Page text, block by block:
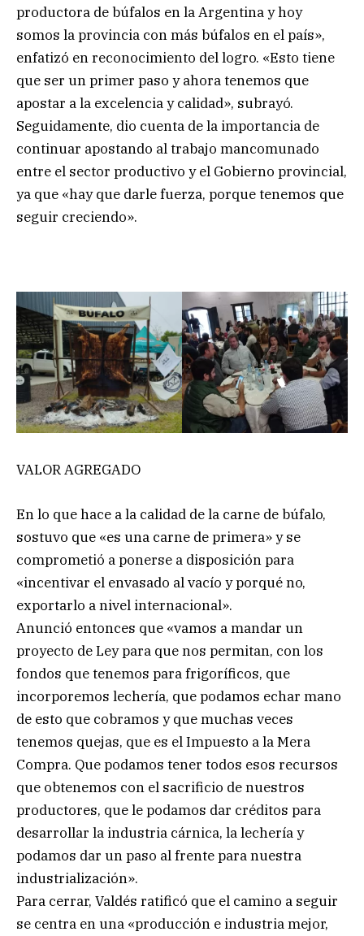
productora de búfalos en la Argentina y hoy
somos la provincia con más búfalos en el país»,
enfatizó en reconocimiento del logro. «Esto tiene
que ser un primer paso y ahora tenemos que
apostar a la excelencia y calidad», subrayó.
Seguidamente, dio cuenta de la importancia de
continuar apostando al trabajo mancomunado
entre el sector productivo y el Gobierno provincial,
ya que «hay que darle fuerza, porque tenemos que
seguir creciendo».
VALOR AGREGADO
En lo que hace a la calidad de la carne de búfalo,
sostuvo que «es una carne de primera» y se
comprometió a ponerse a disposición para
«incentivar el envasado al vacío y porqué no,
exportarlo a nivel internacional».
Anunció entonces que «vamos a mandar un
proyecto de Ley para que nos permitan, con los
fondos que tenemos para frigoríficos, que
incorporemos lechería, que podamos echar mano
de esto que cobramos y que muchas veces
tenemos quejas, que es el Impuesto a la Mera
Compra. Que podamos tener todos esos recursos
que obtenemos con el sacrificio de nuestros
productores, que le podamos dar créditos para
desarrollar la industria cárnica, la lechería y
podamos dar un paso al frente para nuestra
industrialización».
Para cerrar, Valdés ratificó que el camino a seguir
se centra en una «producción e industria mejor,